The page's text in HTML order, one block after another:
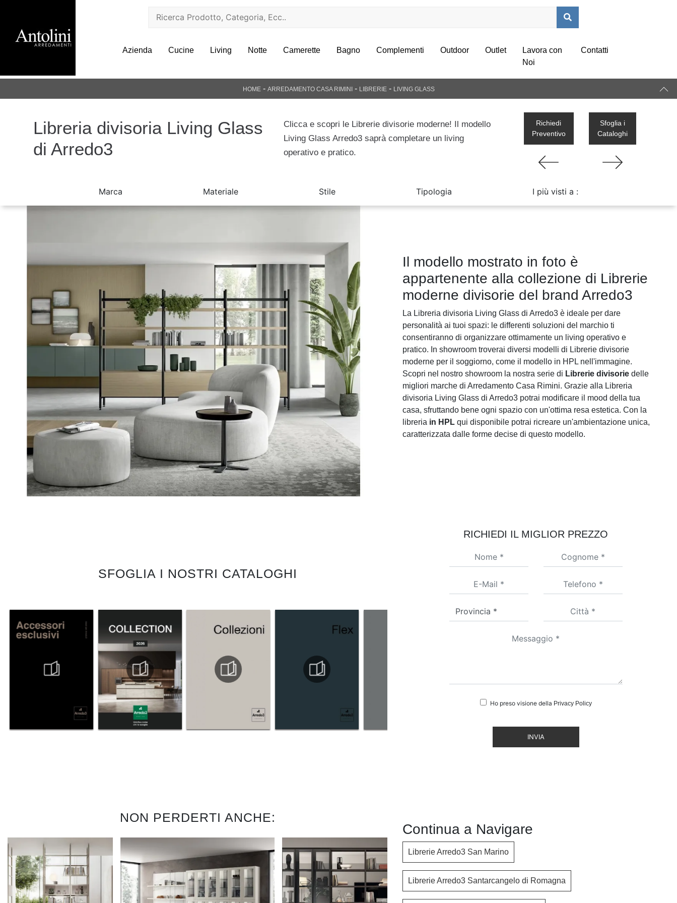
Azienda Cucine Living Notte Camerette Bagno Complementi Outdoor Outlet
Lavora con
Noi
Contatti
HOME- ARREDAMENTO CASA RIMINI - LIBRERIE - LIVING GLASS
Libreria divisoria Living Glass
di Arredo3
Clicca e scopri le Librerie divisorie moderne! Il modello
Living Glass Arredo3 saprà completare un living
operativo e pratico.
Richiedi
Preventivo
Sfoglia i
Cataloghi
Marca Materiale Stile Tipologia I più visti a :
Il modello mostrato in foto è
appartenente alla collezione di Librerie
moderne divisorie del brand Arredo3
La Libreria divisoria Living Glass di Arredo3 è ideale per dare
personalità ai tuoi spazi: le differenti soluzioni del marchio ti
consentiranno di organizzare ottimamente un living operativo e
pratico. In showroom troverai diversi modelli di Librerie divisorie
moderne per il soggiorno, come il modello in HPL nell'immagine.
Scopri nel nostro showroom la nostra serie di Librerie divisorie delle
migliori marche di Arredamento Casa Rimini. Grazie alla Libreria
divisoria Living Glass di Arredo3 potrai modificare il mood della tua
casa, sfruttando bene ogni spazio con un'ottima resa estetica. Con la
libreria in HPL qui disponibile potrai ricreare un'ambientazione unica,
caratterizzata dalle forme decise di questo modello.
SFOGLIA I NOSTRI CATALOGHI
RICHIEDI IL MIGLIOR PREZZO
Ho preso visione della Privacy Policy
INVIA
NON PERDERTI ANCHE:
Continua a Navigare
Librerie Arredo3 San Marino
Librerie Arredo3 Santarcangelo di Romagna